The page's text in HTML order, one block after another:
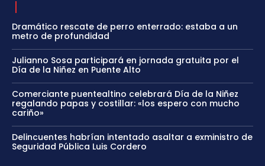
Dramático rescate de perro enterrado: estaba a un
metro de profundidad
Julianno Sosa participará en jornada gratuita por el
Día de la Niñez en Puente Alto
Comerciante puentealtino celebrará Día de la Niñez
regalando papas y costillar: «los espero con mucho
cariño»
Delincuentes habrían intentado asaltar a exministro de
Seguridad Pública Luis Cordero